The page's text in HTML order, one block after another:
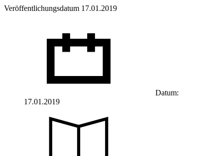
Veröffentlichungsdatum 17.01.2019
Datum:
17.01.2019